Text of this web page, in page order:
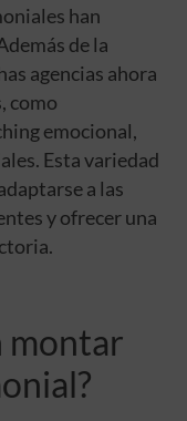
han
de la
agencias ahora
como
emocional,
Esta variedad
a las
y ofrecer una
montar